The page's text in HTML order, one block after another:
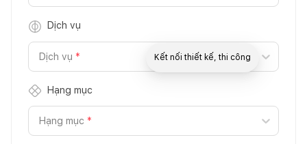
Dịch vụ
Dịch vụ *
Hạng mục
Hạng mục *
Kết nối thiết kế, thi công